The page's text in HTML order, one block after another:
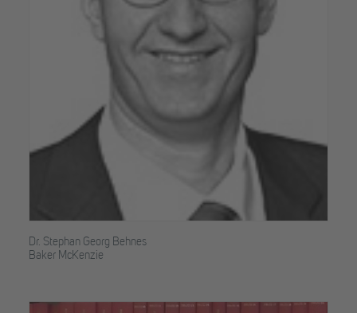
Dr. Stephan Georg Behnes
Baker McKenzie